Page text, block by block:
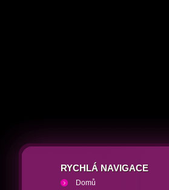
RYCHLÁ NAVIGACE
Domů